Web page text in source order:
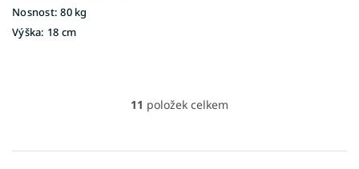
Nosnost: 80 kg
Výška: 18 cm
O
á
11 položek celkem